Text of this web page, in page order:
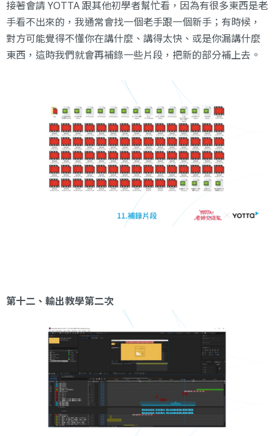
接著會請 YOTTA 跟其他初學者幫忙看，因為有很多東西是老
手看不出來的，我通常會找一個老手跟一個新手；有時候，
對方可能覺得不懂你在講什麼、講得太快、或是你漏講什麼
東西，這時我們就會再補錄一些片段，把新的部分補上去。
第十二、輸出教學第二次